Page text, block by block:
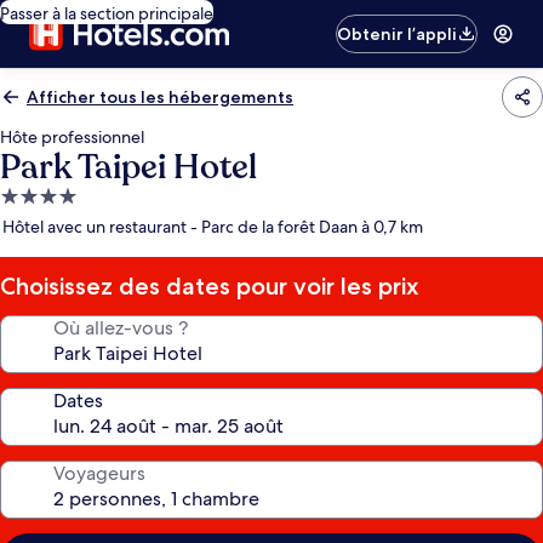
Passer à la section principale
Obtenir l’appli
Afficher tous les hébergements
Hôte professionnel
Park Taipei Hotel
Hébergement
4.0 étoiles
Hôtel avec un restaurant - Parc de la forêt Daan à 0,7 km
Choisissez des dates pour voir les prix
Où allez-vous ?
Dates
Voyageurs